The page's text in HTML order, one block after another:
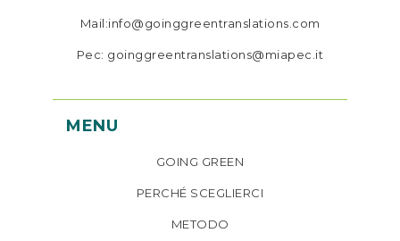
Mail:info@goinggreentranslations.com
Pec: goinggreentranslations@miapec.it
MENU
GOING GREEN
PERCHÉ SCEGLIERCI
METODO